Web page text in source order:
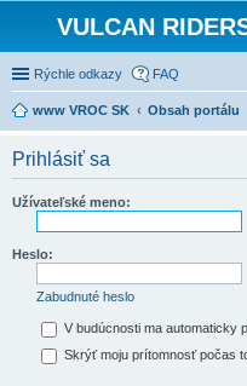
VULCAN
Rýchle odkazy FAQ
www VROC SK Obsah portálu
Prihlásiť sa
Užívateľské meno:
Heslo:
Zabudnuté heslo
V budúcnosti ma automaticky
Skrýť moju prítomnosť počas